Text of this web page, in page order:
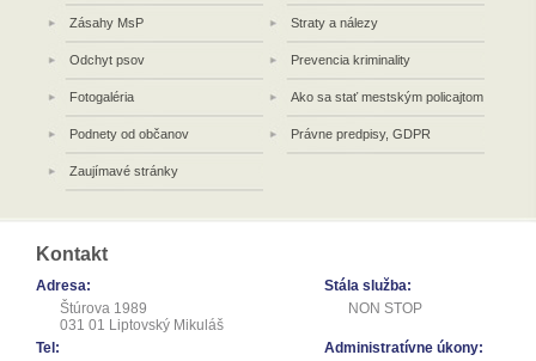
Zásahy MsP Straty a nálezy
Odchyt psov Prevencia kriminality
Fotogaléria Ako sa stať mestským policajtom
Podnety od občanov Právne predpisy, GDPR
Zaujímavé stránky
Stála služba:
NON STOP
Administratívne úkony:
Kontakt
Adresa:
Štúrova 1989
031 01 Liptovský Mikuláš
Tel: